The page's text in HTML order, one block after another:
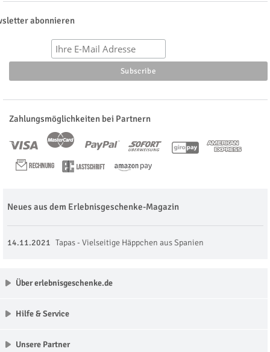
abonnieren
Zahlungsmöglichkeiten bei Partnern
Neues aus dem Erlebnisgeschenke-Magazin
14.11.2021 Tapas - Vielseitige Häppchen aus Spanien
Über erlebnisgeschenke.de
Hilfe & Service
Unsere Partner